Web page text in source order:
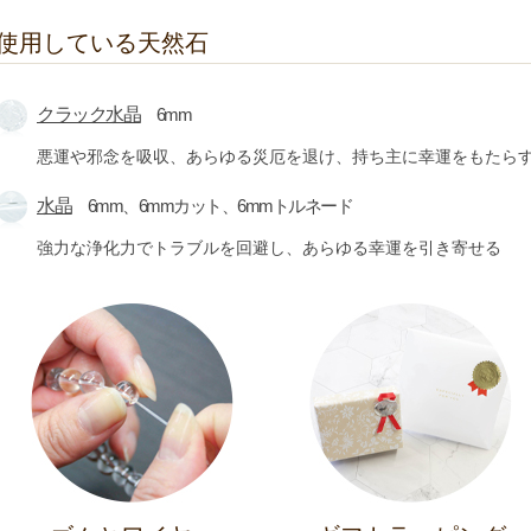
用している天然石
クラック水晶6mm
悪運や邪念を吸収、あらゆる災厄を退け、持ち主に幸運をもたら
水晶6mm、6mmカット、6mmトルネード
強力な浄化力でトラブルを回避し、あらゆる幸運を引き寄せる